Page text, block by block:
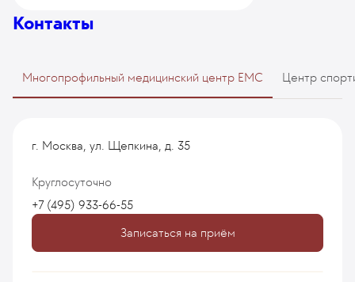
Контакты
Многопрофильный медицинский центр EMC Центр
г. Москва, ул. Щепкина, д. 35
Круглосуточно
+7 (495) 933-66-55
Записаться на приём